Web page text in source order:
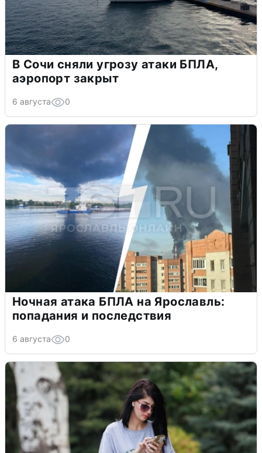
В Сочи сняли угрозу атаки БПЛА,
аэропорт закрыт
6 августа 0
Ночная атака БПЛА на Ярославль:
попадания и последствия
6 августа 0